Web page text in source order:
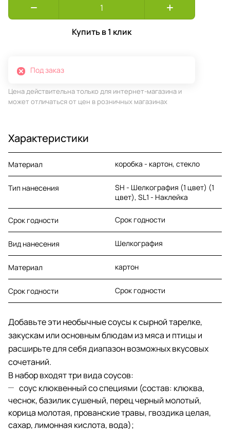
Купить в 1 клик
Под заказ
Цена действительна только для интернет-магазина и
может отличаться от цен в розничных магазинах
Характеристики
Материал коробка - картон, стекло
Тип нанесения
SH - Шелкография (1 цвет) (1
цвет), SL1 - Наклейка
Срок годности Срок годности
Вид нанесения Шелкография
Материал картон
Срок годности Срок годности
Добавьте эти необычные соусы к сырной тарелке,
закускам или основным блюдам из мяса и птицы и
расширьте для себя диапазон возможных вкусовых
сочетаний.
В набор входят три вида соусов:
соус клюквенный со специями (состав: клюква,
чеснок, базилик сушеный, перец черный молотый,
корица молотая, прованские травы, гвоздика целая,
сахар, лимонная кислота, вода);